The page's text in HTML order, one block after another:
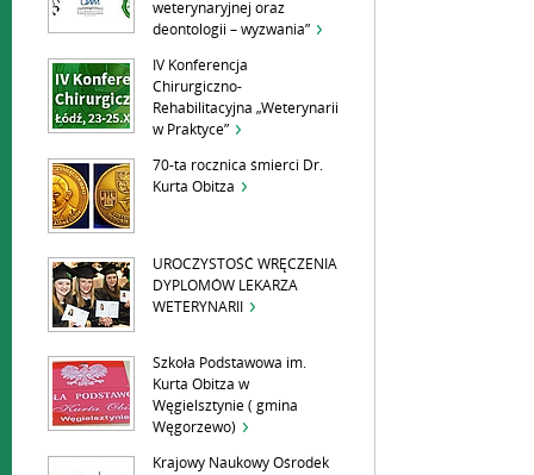
weterynaryjnej oraz
deontologii – wyzwania”
IV Konferencja
Chirurgiczno-
Rehabilitacyjna „Weterynarii
w Praktyce”
70-ta rocznica śmierci Dr.
Kurta Obitza
UROCZYSTOŚĆ WRĘCZENIA
DYPLOMÓW LEKARZA
WETERYNARII
Szkoła Podstawowa im.
Kurta Obitza w
Węgielsztynie ( gmina
Węgorzewo)
Krajowy Naukowy Ośrodek